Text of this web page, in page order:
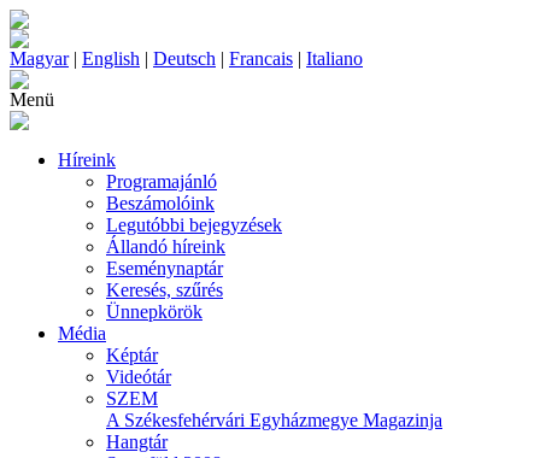
Magyar| English | Deutsch | Francais | Italiano
Menü
Híreink
Programajánló
Beszámolóink
Legutóbbi bejegyzések
Állandó híreink
Eseménynaptár
Keresés, szűrés
Ünnepkörök
Média
Képtár
Videótár
SZEM
A Székesfehérvári Egyházmegye Magazinja
Hangtár